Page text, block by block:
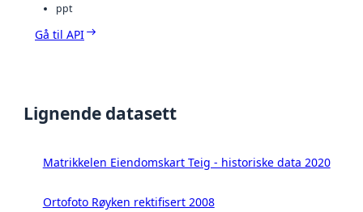
ppt
Gå til API
Lignende datasett
Matrikkelen Eiendomskart Teig - historiske data 2020
Ortofoto Røyken rektifisert 2008